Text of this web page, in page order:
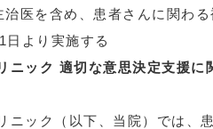
治医を含め、患者さんに関わ
日より実施する
ニック 適切な意思決定支援に
ニック（以下、当院）では、